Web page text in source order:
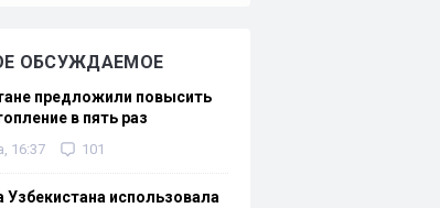
ОБСУЖДАЕМОЕ
предложили повысить
в пять раз
16:37 101
Узбекистана использовала